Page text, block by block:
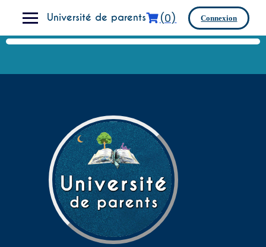
Université de parents (0) Connexion